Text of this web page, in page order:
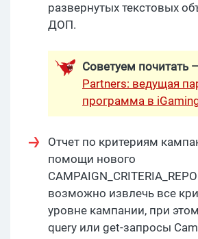
развернутых текстовых
ДОП.
Советуем почитать
Partners: ведущая
программа в
Отчет по критериям
помощи нового
возможно извлечь все
уровне кампании, при
query или get-запросы